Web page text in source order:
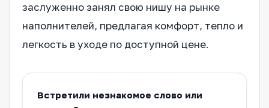
заслуженно занял свою нишу на рынке
наполнителей, предлагая комфорт, тепло и
легкость в уходе по доступной цене.
Встретили незнакомое слово или